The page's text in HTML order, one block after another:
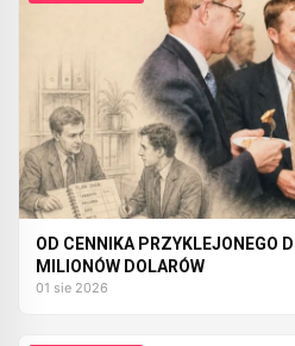
OD CENNIKA PRZYKLEJONEGO
MILIONÓW DOLARÓW
01 sie 2026